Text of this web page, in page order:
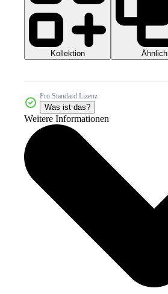
Kollektion Ähnlich
Pro Standard Lizenz
Was ist das?
Weitere Informationen